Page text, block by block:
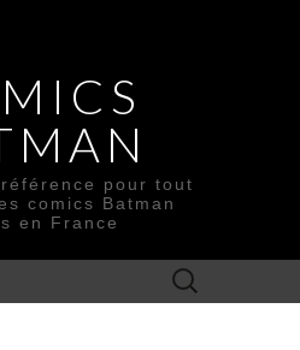
pour tout
comics Batman
en France
Rechercher :